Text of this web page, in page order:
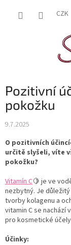
CZK
Pozitivní
pokožku
9.7.2025
O pozitivních
určitě slyšeli, víte
pokožku?
Vitamín C🍋 je ve
nezbytný. Je
tvorby kolagenu a
vitamin C se nachází
pro kosmetické
Účinky: